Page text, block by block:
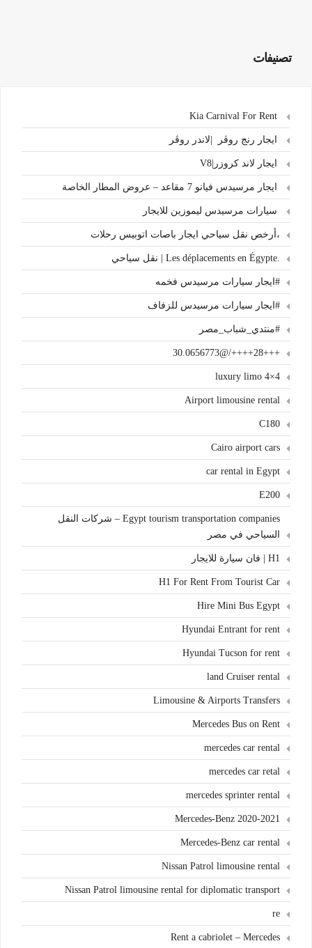
تصنيفات
ايجار رنج روڤر |لاندر روڤر
ايجار لاند كروزر|V8
ايجار مرسيدس فيانو 7 مقاعد – عروض المطار الخاصة
سيارات مرسيدس ليموزين للايجار
،أرخص نقل سياحي ايجار باصات اتوبيس رحلات
.Les déplacements en Égypte | نقل سياحي
#ايجار سيارات مرسيدس فخمه
#ايجار سيارات مرسيدس للزفاف
#منتدي_شباب_مصر
+++28++++/@30.0656773
4×4 luxury limo
Airport limousine rental
C180
Cairo airport cars
car rental in Egypt
E200
Egypt tourism transportation companies – شركات النقل
السياحي في مصر
H1 | فان سيارة للايجار
H1 For Rent From Tourist Car
Hire Mini Bus Egypt
Hyundai Entrant for rent
Hyundai Tucson for rent
land Cruiser rental
Limousine & Airports Transfers
Mercedes Bus on Rent
mercedes car rental
mercedes car retal
mercedes sprinter rental
Mercedes-Benz 2020-2021
Mercedes-Benz car rental
Nissan Patrol limousine rental
Nissan Patrol limousine rental for diplomatic transport
re
Rent a cabriolet – Mercedes